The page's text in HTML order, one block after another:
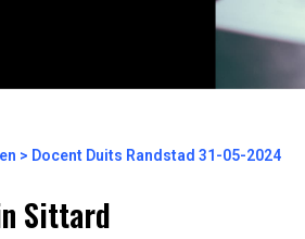
Docent Duits Randstad 31-05-2024
Sittard